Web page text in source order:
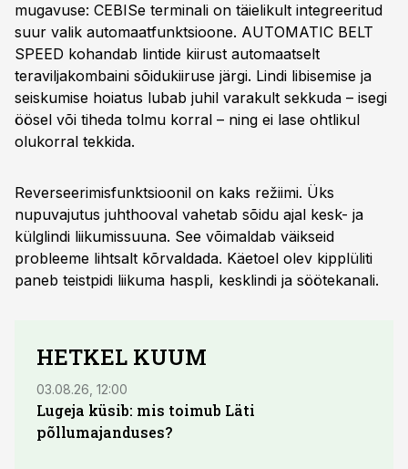
mugavuse: CEBISe terminali on täielikult integreeritud
suur valik automaatfunktsioone. AUTOMATIC BELT
SPEED kohandab lintide kiirust automaatselt
teraviljakombaini sõidukiiruse järgi. Lindi libisemise ja
seiskumise hoiatus lubab juhil varakult sekkuda – isegi
öösel või tiheda tolmu korral – ning ei lase ohtlikul
olukorral tekkida.
Reverseerimisfunktsioonil on kaks režiimi. Üks
nupuvajutus juhthooval vahetab sõidu ajal kesk- ja
külglindi liikumissuuna. See võimaldab väikseid
probleeme lihtsalt kõrvaldada. Käetoel olev kipplüliti
paneb teistpidi liikuma haspli, kesklindi ja söötekanali.
HETKEL KUUM
03.08.26, 12:00
Lugeja küsib: mis toimub Läti
põllumajanduses?